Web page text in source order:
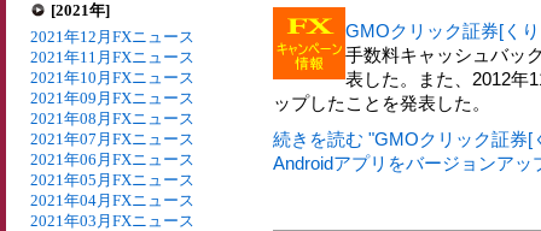
[2021年]
2021年12月FXニュース
2021年11月FXニュース
2021年10月FXニュース
2021年09月FXニュース
2021年08月FXニュース
2021年07月FXニュース
2021年06月FXニュース
2021年05月FXニュース
2021年04月FXニュース
2021年03月FXニュース
GMOクリック証券[く
手数料キャッシュバッ
表した。また、2012年
ップしたことを発表した。
続きを読む "GMOクリック証券[
Androidアプリをバージョンアッ